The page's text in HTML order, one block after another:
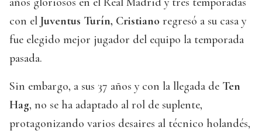
con el Juventus Turín, Cristiano regresó a su casa y
fue elegido mejor jugador del equipo la temporada
pasada.
Sin embargo, a sus 37 años y con la llegada de Ten
Hag, no se ha adaptado al rol de suplente,
protagonizando varios desaires al técnico holandés,